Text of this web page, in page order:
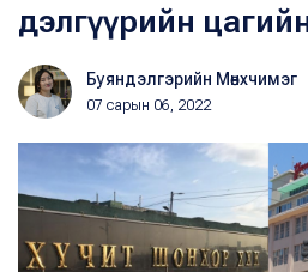
дэлгүүрийн
Буяндэлгэрийн Мөнхчимэг
07 сарын 06, 2022